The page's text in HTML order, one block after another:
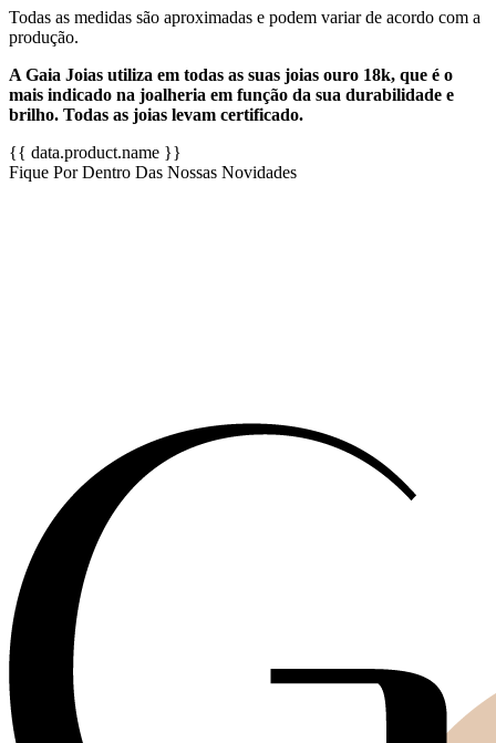
Todas as medidas são aproximadas e podem variar de acordo com a
produção.
A Gaia Joias utiliza em todas as suas joias ouro 18k, que é o
mais indicado na joalheria em função da sua durabilidade e
brilho. Todas as joias levam certificado.
{{ data.product.name }}
Fique Por Dentro Das Nossas Novidades